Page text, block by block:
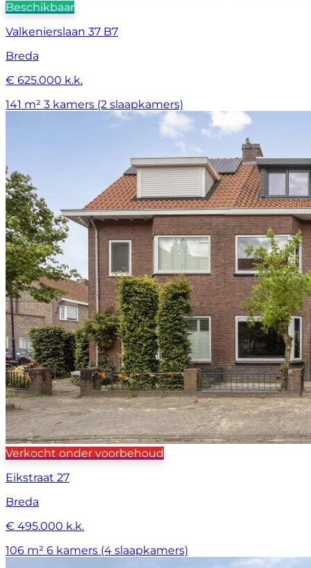
Beschikbaar
Valkenierslaan 37 B7
Breda
€ 625.000 k.k.
141 m² 3 kamers (2 slaapkamers)
Verkocht onder voorbehoud
Eikstraat 27
Breda
€ 495.000 k.k.
106 m² 6 kamers (4 slaapkamers)